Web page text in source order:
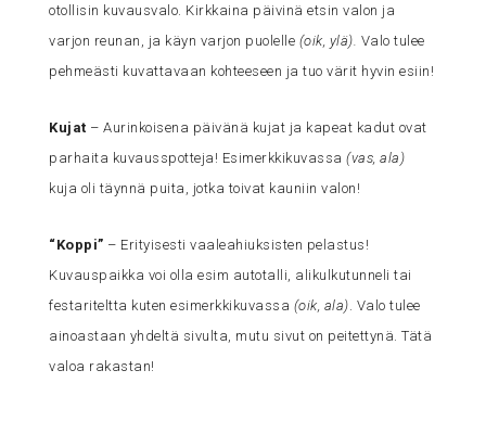
otollisin kuvausvalo. Kirkkaina päivinä etsin valon ja
varjon reunan, ja käyn varjon puolelle (oik, ylä). Valo tulee
pehmeästi kuvattavaan kohteeseen ja tuo värit hyvin esiin!
Kujat – Aurinkoisena päivänä kujat ja kapeat kadut ovat
parhaita kuvausspotteja! Esimerkkikuvassa(vas, ala)
kuja oli täynnä puita, jotka toivat kauniin valon!
“Koppi” – Erityisesti vaaleahiuksisten pelastus!
Kuvauspaikka voi olla esim autotalli, alikulkutunneli tai
festariteltta kuten esimerkkikuvassa (oik, ala) . Valo tulee
ainoastaan yhdeltä sivulta, mutu sivut on peitettynä. Tätä
valoa rakastan!